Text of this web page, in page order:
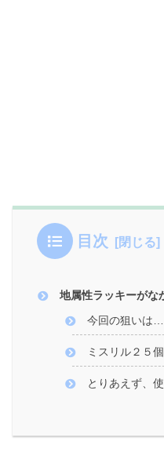
目次
地属性ラッキーがな
今回の狙いは…
ミスリル２５
とりあえず、